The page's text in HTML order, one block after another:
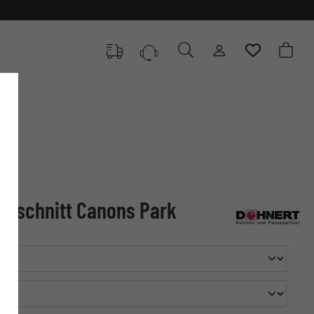
Canons Park